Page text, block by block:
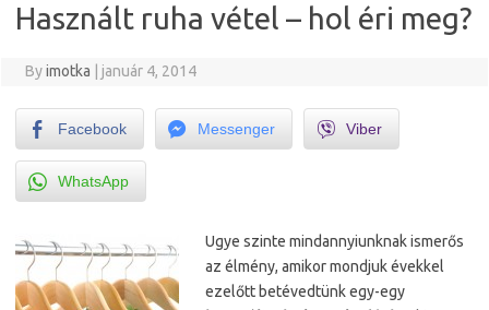
Használt ruha vétel – hol éri meg?
Byimotka január 4, 2014
Facebook Messenger Viber
WhatsApp
Ugye szinte mindannyiunknak ismerős
az élmény, amikor mondjuk évekkel
ezelőtt betévedtünk egy-egy